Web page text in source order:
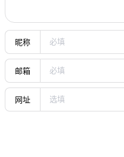
昵称
邮箱
网址